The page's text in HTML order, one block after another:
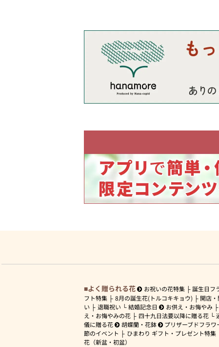
よく贈られる花 お祝いの花特集
誕生日フ
フト特集
8月の誕生花(トルコキキョウ)
開店
い
退職祝い 結婚記念日 お供え・お悔やみ
え・お悔やみの花
四十九日法要以降に贈る花
儀に贈る花
胡蝶蘭・花鉢 プリザーブドフラワ
節のイベント
ひまわり ギフト・プレゼント特集
花（新盆・初盆）